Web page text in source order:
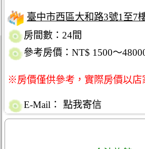
臺中市西區大和路3號1至7
房間數：24間
參考房價：NT$ 1500～
※房價僅供參考，實際房價以
E-Mail： 點我寄信